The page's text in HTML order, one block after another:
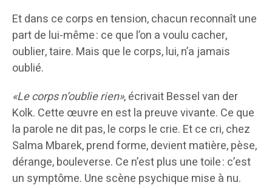
Et dans ce corps en tension, chacun reconnaît une
part de lui-même : ce que l’on a voulu cacher,
oublier, taire. Mais que le corps, lui, n’a jamais
oublié.
«Le corps n’oublie rien», écrivait Bessel van der
Kolk. Cette œuvre en est la preuve vivante. Ce que
la parole ne dit pas, le corps le crie. Et ce cri, chez
Salma Mbarek, prend forme, devient matière, pèse,
dérange, bouleverse. Ce n’est plus une toile : c’est
un symptôme. Une scène psychique mise à nu.